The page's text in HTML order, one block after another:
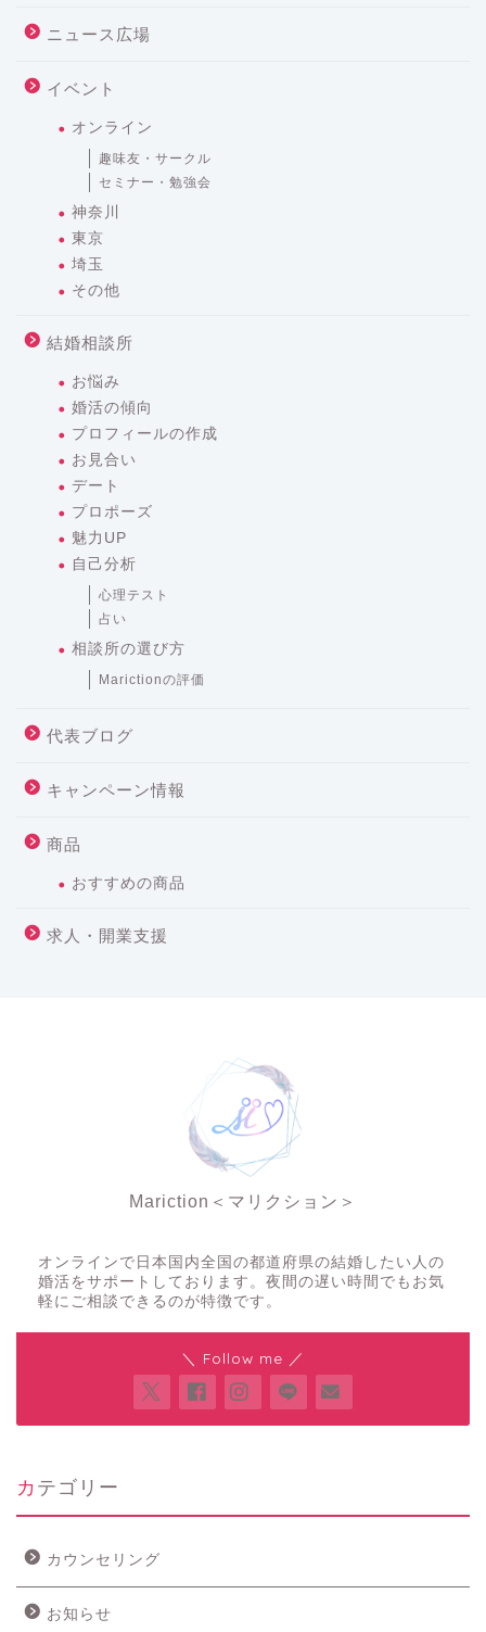
ニュース広場
イベント
オンライン
趣味友・サークル
セミナー・勉強会
神奈川
東京
埼玉
その他
結婚相談所
お悩み
婚活の傾向
プロフィールの作成
お見合い
デート
プロポーズ
魅力UP
自己分析
心理テスト
占い
相談所の選び方
Marictionの評価
代表ブログ
キャンペーン情報
商品
おすすめの商品
求人・開業支援
Mariction＜マリクション＞
オンラインで日本国内全国の都道府県の結婚したい人の
婚活をサポートしております。夜間の遅い時間でもお気
軽にご相談できるのが特徴です。
＼ Follow me ／
カテゴリー
カウンセリング
お知らせ